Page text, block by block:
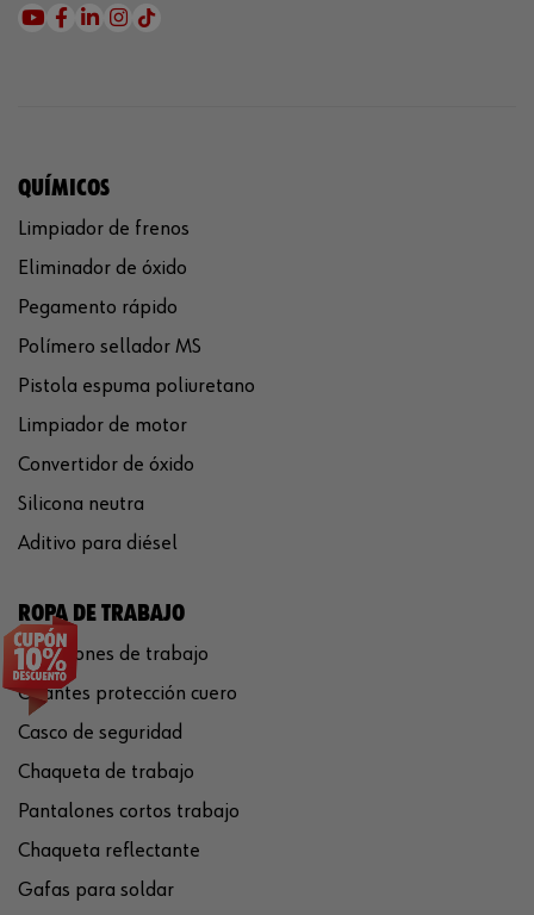
QUÍMICOS
Limpiador de frenos
Eliminador de óxido
Pegamento rápido
Polímero sellador MS
Pistola espuma poliuretano
Limpiador de motor
Convertidor de óxido
Silicona neutra
Aditivo para diésel
ROPA DE TRABAJO
Pantalones de trabajo
Guantes protección cuero
Casco de seguridad
Chaqueta de trabajo
Pantalones cortos trabajo
Chaqueta reflectante
Gafas para soldar